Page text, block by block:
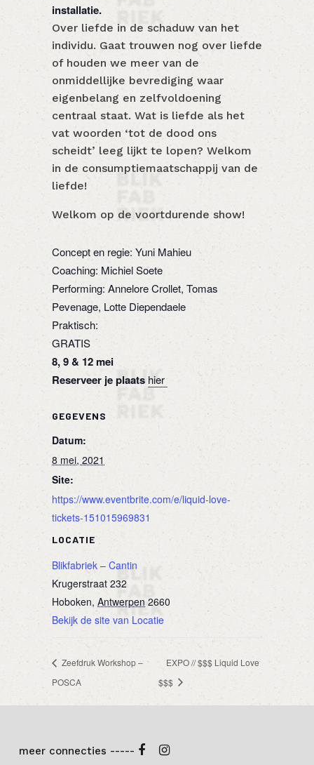
installatie.
Over liefde in de schaduw van het
individu. Gaat trouwen nog over liefde
of houden we meer van de
onmiddellijke bevrediging waar
eigenbelang en zelfvoldoening
centraal staat. Wat is liefde als het
vat woorden ‘tot de dood ons
scheidt’ leeg lijkt te lopen? Welkom
in de consumptiemaatschappij van de
liefde!
Welkom op de voortdurende show!
Concept en regie: Yuni Mahieu
Coaching: Michiel Soete
Performing: Annelore Crollet, Tomas
Pevenage, Lotte Diependaele
Praktisch:
GRATIS
8, 9 & 12 mei
Reserveer je plaats hier
GEGEVENS
Datum:
8 mei, 2021
Site:
https://www.eventbrite.com/e/liquid-love-
tickets-151015969831
LOCATIE
Blikfabriek – Cantin
Krugerstraat 232
Hoboken, Antwerpen 2660
Bekijk de site van Locatie
Zeefdruk Workshop –
POSCA
EXPO // $$$ Liquid Love
$$$
meer connecties -----